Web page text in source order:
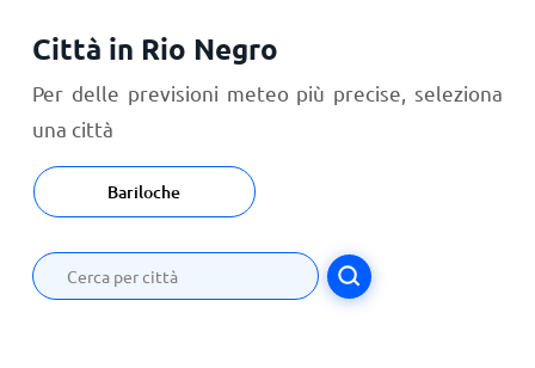
Città in Rio Negro
Per delle previsioni meteo più precise, seleziona
una città
Bariloche